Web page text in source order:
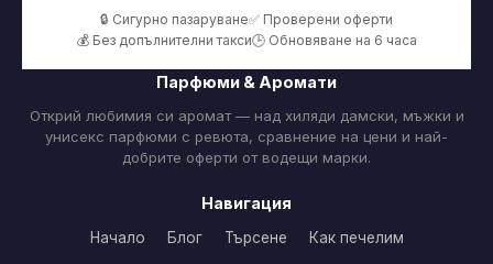
🔒 Сигурно пазаруване✅ Проверени оферти
💰 Без допълнителни такси🕒 Обновяване на 6 часа
Парфюми & Аромати
Открий любимия си аромат — над хиляди дамски, мъжки и
унисекс парфюми с ревюта, сравнение на цени и най-
добрите оферти от водещи марки.
Навигация
Начало Блог Търсене Как печелим